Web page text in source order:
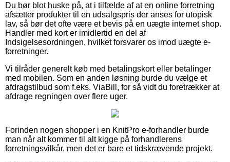
Du bør blot huske på, at i tilfælde af at en online forretning
afsætter produkter til en udsalgspris der anses for utopisk
lav, så bør det ofte være et bevis på en uægte internet shop.
Handler med kort er imidlertid en del af
Indsigelsesordningen, hvilket forsvarer os imod uægte e-
forretninger.
Vi tilråder generelt køb med betalingskort eller betalinger
med mobilen. Som en anden løsning burde du vælge et
afdragstilbud som f.eks. ViaBill, for så vidt du foretrækker at
afdrage regningen over flere uger.
Forinden nogen shopper i en KnitPro e-forhandler burde
man når alt kommer til alt kigge på forhandlerens
forretningsvilkår, men det er bare et tidskrævende projekt.